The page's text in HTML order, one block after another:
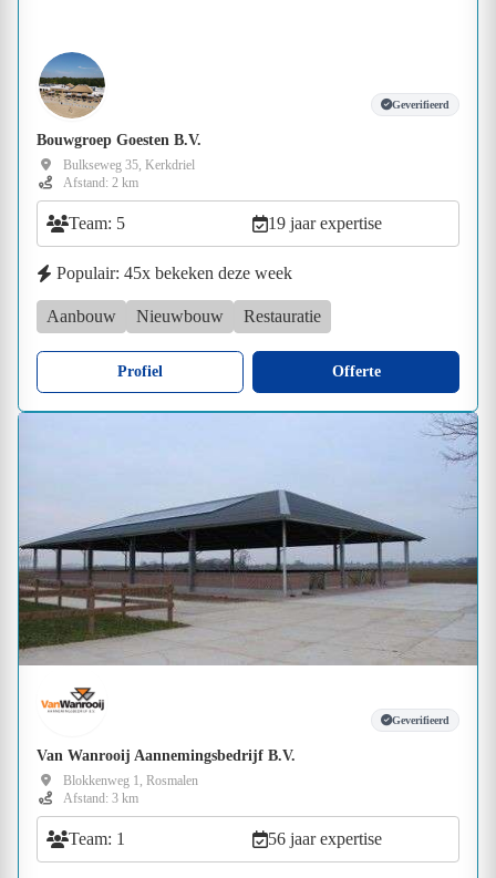
Geverifieerd
Bouwgroep Goesten B.V.
Bulkseweg 35, Kerkdriel
Afstand: 2 km
Team: 5 19 jaar expertise
Populair: 45x bekeken deze week
Aanbouw Nieuwbouw Restauratie
Profiel Offerte
Geverifieerd
Van Wanrooij Aannemingsbedrijf B.V.
Blokkenweg 1, Rosmalen
Afstand: 3 km
Team: 1 56 jaar expertise